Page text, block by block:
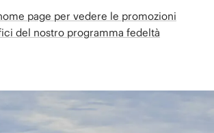
page per vedere le promozioni
del nostro programma fedeltà